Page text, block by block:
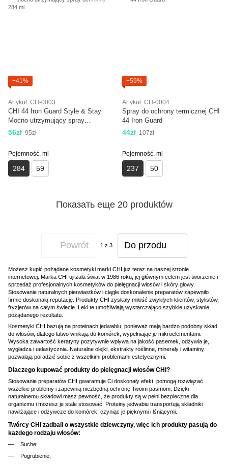
−41%
Artykuł: CH-0003
CHI 44 Iron Guard Style & Stay
Mocno utrzymujący spray
ochronny 284 ml
56zł 95zł
Pojemność, ml
284 59
−59%
Artykuł: СH-0004
Spray do ochrony termicznej CHI
44 Iron Guard
44zł 107zł
Pojemność, ml
237 50
Показать еще 20 produktów
Powrót 1z 3 Do przodu
Możesz kupić pożądane kosmetyki marki CHI już teraz na naszej stronie
internetowej. Marka CHI ujrzała świat w 1986 roku, jej głównym celem jest tworzenie i
sprzedaż profesjonalnych kosmetyków do pielęgnacji włosów i skóry głowy.
Stosowanie naturalnych pierwiastków i ciągłe doskonalenie preparatów zapewniło
firmie doskonałą reputację. Produkty CHI zyskały miłość zwykłych klientów, stylistów,
fryzjerów na całym świecie. Leki te umożliwiają wystarczająco szybkie uzyskanie
pożądanego rezultatu.
Kosmetyki CHI bazują na proteinach jedwabiu, ponieważ mają bardzo podobny skład
do włosów, dlatego łatwo wnikają do komórek, wypełniając je mikroelementami.
Wysoka zawartość keratyny pozytywnie wpływa na jakość pasemek, odżywia je,
wygładza i uelastycznia. Naturalne olejki, ekstrakty roślinne, minerały i witaminy
pozwalają poradzić sobie z wszelkimi problemami estetycznymi.
Dlaczego kupować produkty do pielęgnacji włosów CHI?
Stosowanie preparatów CHI gwarantuje Ci doskonały efekt, pomogą rozwiązać
wszelkie problemy i zapewnią niezbędną ochronę Twoim pasmom. Dzięki
naturalnemu składowi masz pewność, że produkty są w pełni bezpieczne dla
organizmu i możesz je stale stosować. Proteiny jedwabiu transportują składniki
nawilżające i odżywcze do komórek, czyniąc je pięknymi i lśniącymi.
Twórcy CHI zadbali o wszystkie dziewczyny, więc ich produkty pasują do
każdego rodzaju włosów:
Suche;
Pogrubienie;